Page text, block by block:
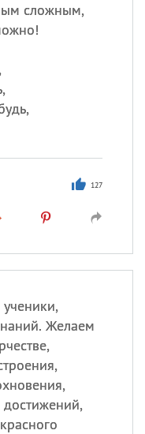
сложным,
127
Желаем